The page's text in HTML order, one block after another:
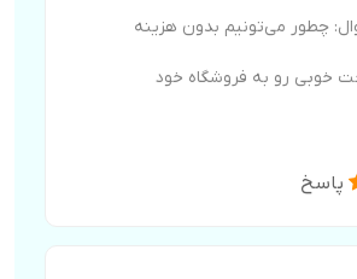
چطور می‌تونیم بدون هزینه
خوبی رو به فروشگاه خود
پاسخ